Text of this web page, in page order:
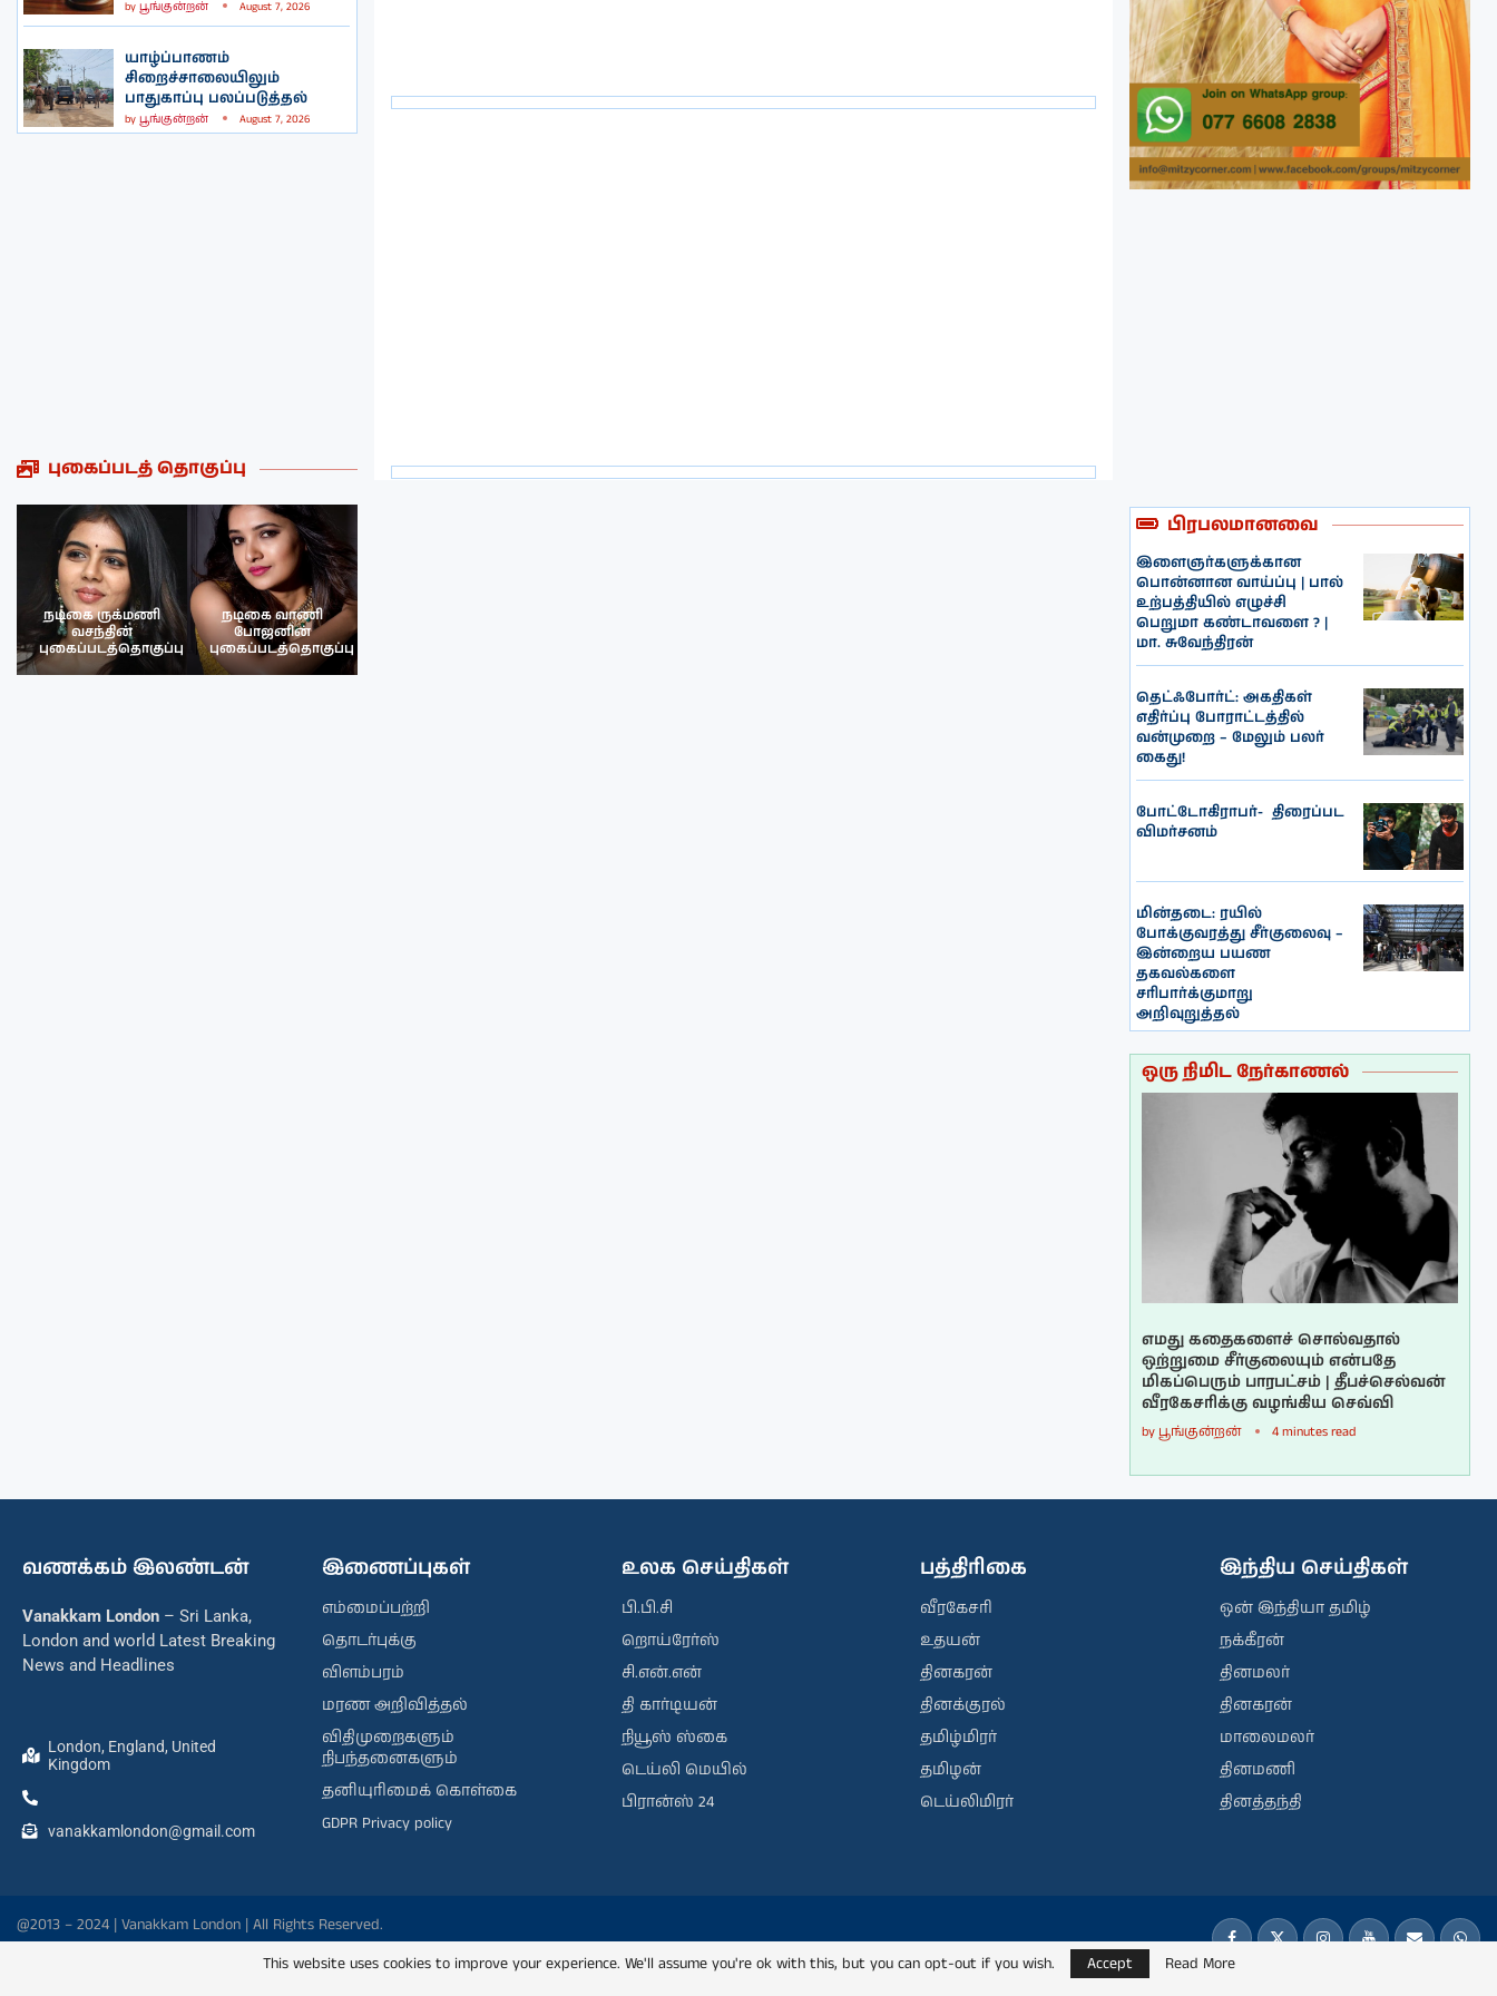
by பூங்குன்றன் August 7, 2026
யாழ்ப்பாணம்
சிறைச்சாலையிலும்
பாதுகாப்பு பலப்படுத்தல்
by பூங்குன்றன் August 7, 2026
புகைப்படத் தொகுப்பு
நடிகை ருக்மணி
வசந்தின்
புகைப்படத்தொகுப்பு
நடிகை வாணி
போஜனின்
புகைப்படத்தொகுப்பு
பிரபலமானவை
இளைஞர்களுக்கான
பொன்னான வாய்ப்பு | பால்
உற்பத்தியில் எழுச்சி
பெறுமா கண்டாவளை ? |
மா. சுவேந்திரன்
தெட்ஃபோர்ட்: அகதிகள்
எதிர்ப்பு போராட்டத்தில்
வன்முறை – மேலும் பலர்
கைது!
போட்டோகிராபர்- ‌ திரைப்பட
விமர்சனம்
மின்தடை: ரயில்
போக்குவரத்து சீர்குலைவு –
இன்றைய பயண
தகவல்களை
சரிபார்க்குமாறு
அறிவுறுத்தல்
ஒரு நிமிட நேர்காணல்
எமது கதைகளைச் சொல்வதால்
ஒற்றுமை சீர்குலையும் என்பதே
மிகப்பெரும் பாரபட்சம் | தீபச்செல்வன்
வீரகேசரிக்கு வழங்கிய செவ்வி
by பூங்குன்றன் 4 minutes read
வணக்கம் இலண்டன்
Vanakkam London – Sri Lanka,
London and world Latest Breaking
News and Headlines
London, England, United
Kingdom
vanakkamlondon@gmail.com
இணைப்புகள்
எம்மைப்பற்றி
தொடர்புக்கு
விளம்பரம்
மரண அறிவித்தல்
விதிமுறைகளும்
நிபந்தனைகளும்
தனியுரிமைக் கொள்கை
GDPR Privacy policy
உலக செய்திகள்
பி.பி.சி
றொய்ரேர்ஸ்
சி.என்.என்
தி கார்டியன்
நியூஸ் ஸ்கை
டெய்லி மெயில்
பிரான்ஸ் 24
பத்திரிகை
வீரகேசரி
உதயன்
தினகரன்
தினக்குரல்
தமிழ்மிரர்
தமிழன்
டெய்லிமிரர்
இந்திய செய்திகள்
ஒன் இந்தியா தமிழ்
நக்கீரன்
தினமலர்
தினகரன்
மாலைமலர்
தினமணி
தினத்தந்தி
@2013 – 2024 | Vanakkam London | All Rights Reserved.
This website uses cookies to improve your experience. We'll assume you're ok with this, but you can opt-out if you wish.
Accept Read More